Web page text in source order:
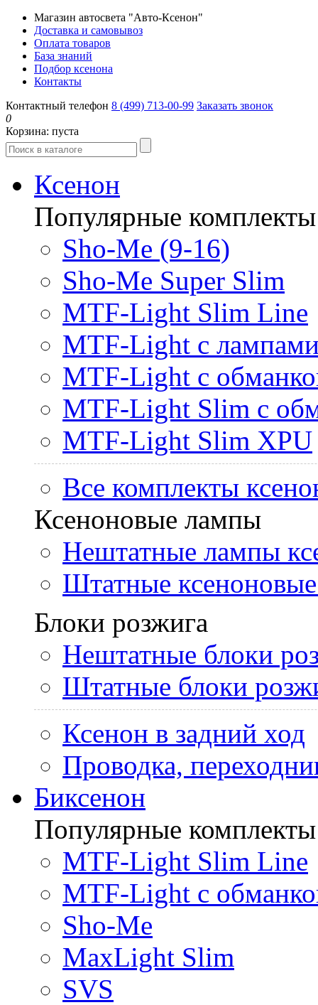
Магазин автосвета "Авто-Ксенон"
Доставка и самовывоз
Оплата товаров
База знаний
Подбор ксенона
Контакты
Контактный телефон 8 (499) 713-00-99 Заказать звонок
0
Корзина: пуста
Ксенон
Популярные комплекты
Sho-Me (9-16)
Sho-Me Super Slim
MTF-Light Slim Line
MTF-Light с
MTF-Light с
MTF-Light Slim с
MTF-Light Slim XPU
Все комплекты
Ксеноновые лампы
Нештатные лампы
Штатные
Блоки розжига
Нештатные блоки
Штатные блоки
Ксенон в задний ход
Проводка,
Биксенон
Популярные комплекты
MTF-Light Slim Line
MTF-Light с
Sho-Me
MaxLight Slim
SVS